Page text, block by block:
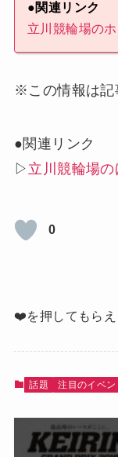
●関連リンク
立川競輪場の
※この情報は記
●関連リンク
▷ 立川競輪場
0
❤️を押してもらえ
話題 注目のイベン